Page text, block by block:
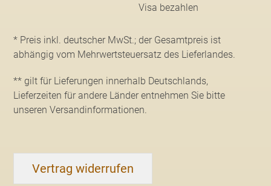
* Preis inkl. deutscher MwSt.; der Gesamtpreis ist
abhängig vom Mehrwertsteuersatz des Lieferlandes.
** gilt für Lieferungen innerhalb Deutschlands,
Lieferzeiten für andere Länder entnehmen Sie bitte
unseren Versandinformationen.
Vertrag widerrufen